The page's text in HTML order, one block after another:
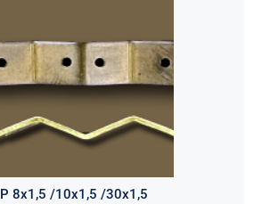
8x1,5 /10x1,5 /30x1,5